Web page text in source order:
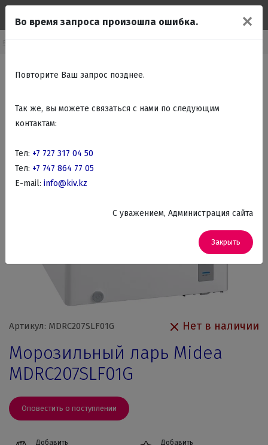
Артикул: MDRC207SLF01G Нет в наличии
Морозильный ларь Midea
MDRC207SLF01G
Оповестить о поступлении
Добавить
Добавить
✕
Во время запроса произошла ошибка.
Повторите Ваш запрос позднее.
Так же, вы можете связаться с нами по следующим
контактам:
Тел: +7 727 317 04 50
Тел: +7 747 864 77 05
E-mail: info@kiv.kz
C уважением, Администрация сайта
Закрыть